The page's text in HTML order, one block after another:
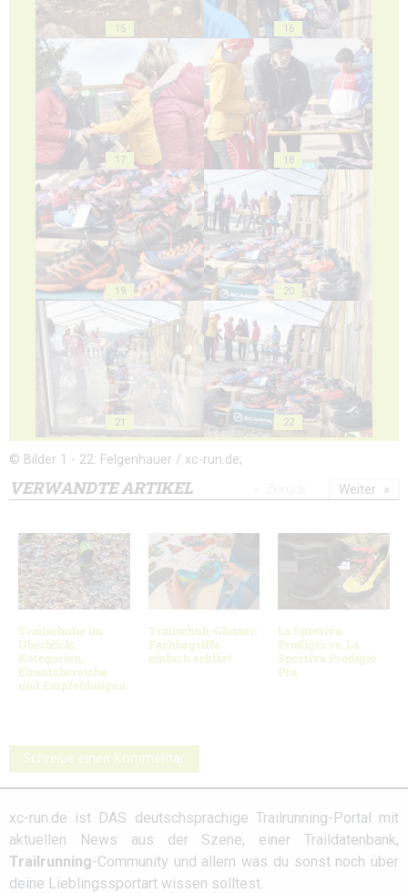
15 16
17 18
19 20
21 22
© Bilder 1 - 22: Felgenhauer / xc-run.de;
VERWANDTE ARTIKEL
Trailschuhe im
Überblick:
Kategorien,
Einsatzbereiche
und Empfehlungen
Trailschuh-Glossar:
Fachbegriffe
einfach erklärt
La Sportiva
Prodigio vs. La
Sportiva Prodigio
Pro
Weiter
Schreibe einen Kommentar
xc-run.de ist DAS deutschsprachige Trailrunning-Portal mit
aktuellen News aus der Szene, einer Traildatenbank,
Trailrunning-Community und allem was du sonst noch über
deine Lieblingssportart wissen solltest.